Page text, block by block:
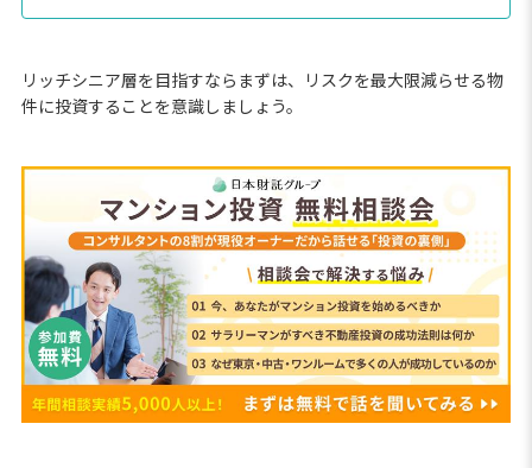
リッチシニア層を目指すならまずは、リスクを最大限減らせる物
件に投資することを意識しましょう。